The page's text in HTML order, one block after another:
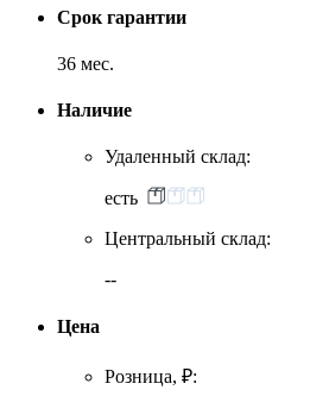
Срок гарантии
36 мес.
Наличие
Удаленный склад:
есть
Центральный склад:
--
Цена
Розница, ₽: